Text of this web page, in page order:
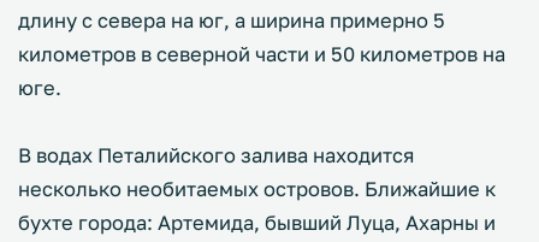
длину с севера на юг, а ширина примерно 5
километров в северной части и 50 километров на
юге.
В водах Петалийского залива находится
несколько необитаемых островов. Ближайшие к
бухте города: Артемида, бывший Луца, Ахарны и